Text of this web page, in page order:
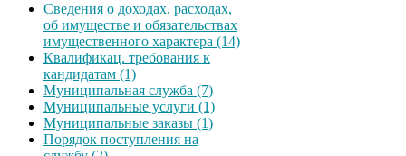
Сведения о доходах, расходах,
об имуществе и обязательствах
имущественного характера (14)
Квалификац. требования к
кандидатам (1)
Муниципальная служба (7)
Муниципальные услуги (1)
Муниципальные заказы (1)
Порядок поступления на